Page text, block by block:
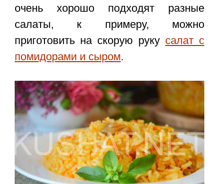
очень хорошо подходят разные
салаты, к примеру, можно
приготовить на скорую руку салат с
помидорами и сыром.